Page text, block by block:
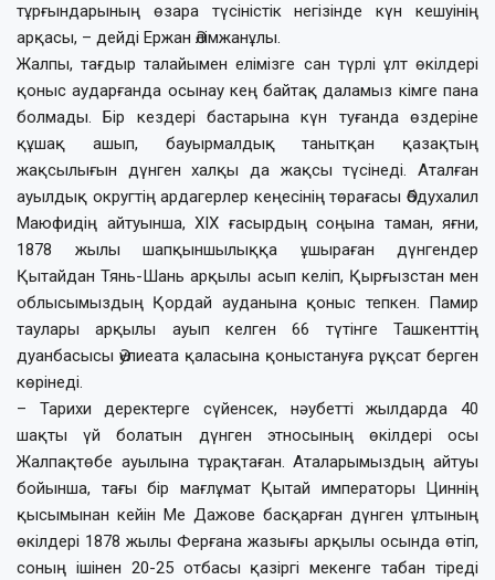
тұрғындарының өзара түсіністік негізінде күн кешуінің
арқасы, – дейді Ержан Әлімжанұлы.
Жалпы, тағдыр талайымен елімізге сан түрлі ұлт өкілдері
қоныс аударғанда осынау кең байтақ даламыз кімге пана
болмады. Бір кездері бастарына күн туғанда өздеріне
құшақ ашып, бауырмалдық танытқан қазақтың
жақсылығын дүнген халқы да жақсы түсінеді. Аталған
ауылдық округтің ардагерлер кеңесінің төрағасы Әбдухалил
Маюфидің айтуынша, ХІХ ғасырдың соңына таман, яғни,
1878 жылы шапқыншылыққа ұшыраған дүнгендер
Қытайдан Тянь-Шань арқылы асып келіп, Қырғызстан мен
облысымыздың Қордай ауданына қоныс тепкен. Памир
таулары арқылы ауып келген 66 түтінге Ташкенттің
дуанбасысы Әулиеата қаласына қоныстануға рұқсат берген
көрінеді.
– Тарихи деректерге сүйенсек, нәубетті жылдарда 40
шақты үй болатын дүнген этносының өкілдері осы
Жалпақтөбе ауылына тұрақтаған. Аталарымыздың айтуы
бойынша, тағы бір мағлұмат Қытай императоры Циннің
қысымынан кейін Ме Дажове басқарған дүнген ұлтының
өкілдері 1878 жылы Ферғана жазығы арқылы осында өтіп,
соның ішінен 20-25 отбасы қазіргі мекенге табан тіреді